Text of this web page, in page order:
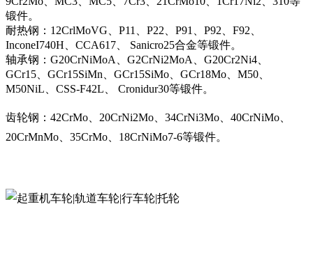
锻件。
耐热钢：12CrlMoVG、P11、P22、P91、P92、F92、
InconeI740H、CCA617、 Sanicro25合金等锻件。
轴承钢：G20CrNiMoA、G2CrNi2MoA、G20Cr2Ni4、
GCr15、GCr15SiMn、GCr15SiMo、GCr18Mo、M50、
M50NiL、CSS-F42L、 Cronidur30等锻件。
齿轮钢：42CrMo、20CrNi2Mo、34CrNi3Mo、40CrNiMo、
20CrMnMo、35CrMo、18CrNiMo7-6等锻件。